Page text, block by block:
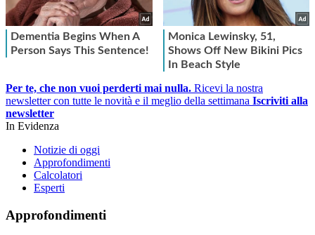
Per te, che non vuoi perderti mai nulla. Ricevi la nostra
newsletter con tutte le novità e il meglio della settimana Iscriviti alla
newsletter
In Evidenza
Notizie di oggi
Approfondimenti
Calcolatori
Esperti
Approfondimenti